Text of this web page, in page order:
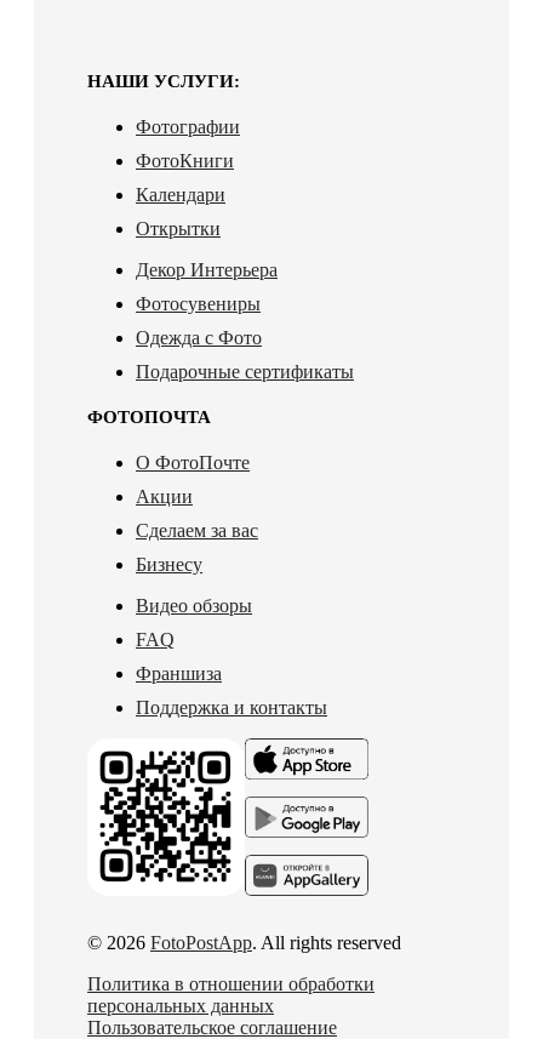
НАШИ УСЛУГИ:
Фотографии
ФотоКниги
Календари
Открытки
Декор Интерьера
Фотосувениры
Одежда с Фото
Подарочные сертификаты
ФОТОПОЧТА
О ФотоПочте
Акции
Сделаем за вас
Бизнесу
Видео обзоры
FAQ
Франшиза
Поддержка и контакты
© 2026 FotoPostApp. All rights reserved
Политика в отношении обработки
персональных данных
Пользовательское соглашение